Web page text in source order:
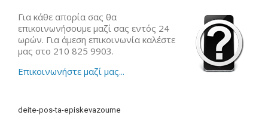
Για κάθε απορία σας θα
επικοινωνήσουμε μαζί σας εντός 24
ωρών. Για άμεση επικοινωνία καλέστε
μας στο 210 825 9903.
Επικοινωνήστε μαζί μας...
deite-pos-ta-episkevazoume